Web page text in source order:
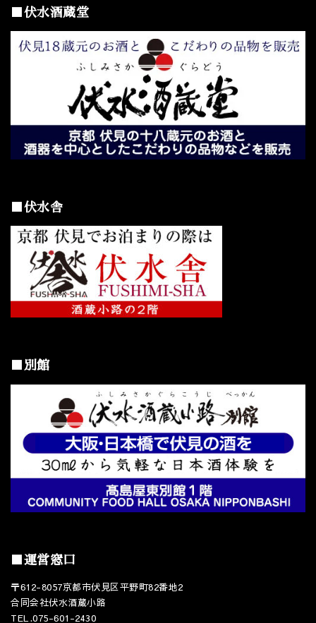
■伏水酒蔵堂
■伏水舎
■別館
■運営窓口
〒612-8057京都市伏見区平野町82番地2
合同会社伏水酒蔵小路
TEL.075-601-2430